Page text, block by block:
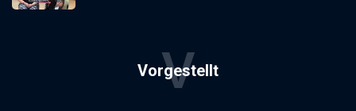
Vorgestellt
V